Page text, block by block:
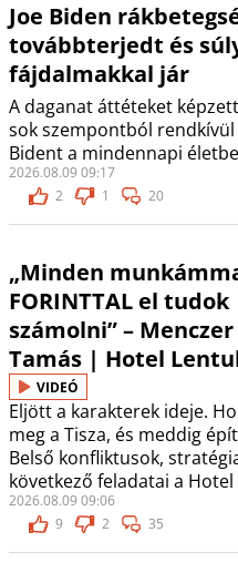
Joe Biden
továbbterjedt és
fájdalmakkal jár
A daganat áttéteket
sok szempontból
Bident a mindennapi
2026.08.09 09:17
2
1 20
„Minden
FORINTTAL el tudok
számolni” – Menczer
Tamás | Hotel
VIDEÓ
Eljött a karakterek ideje.
meg a Tisza, és meddig
Belső konfliktusok,
következő feladatai a
2026.08.09 09:06
9
2 35